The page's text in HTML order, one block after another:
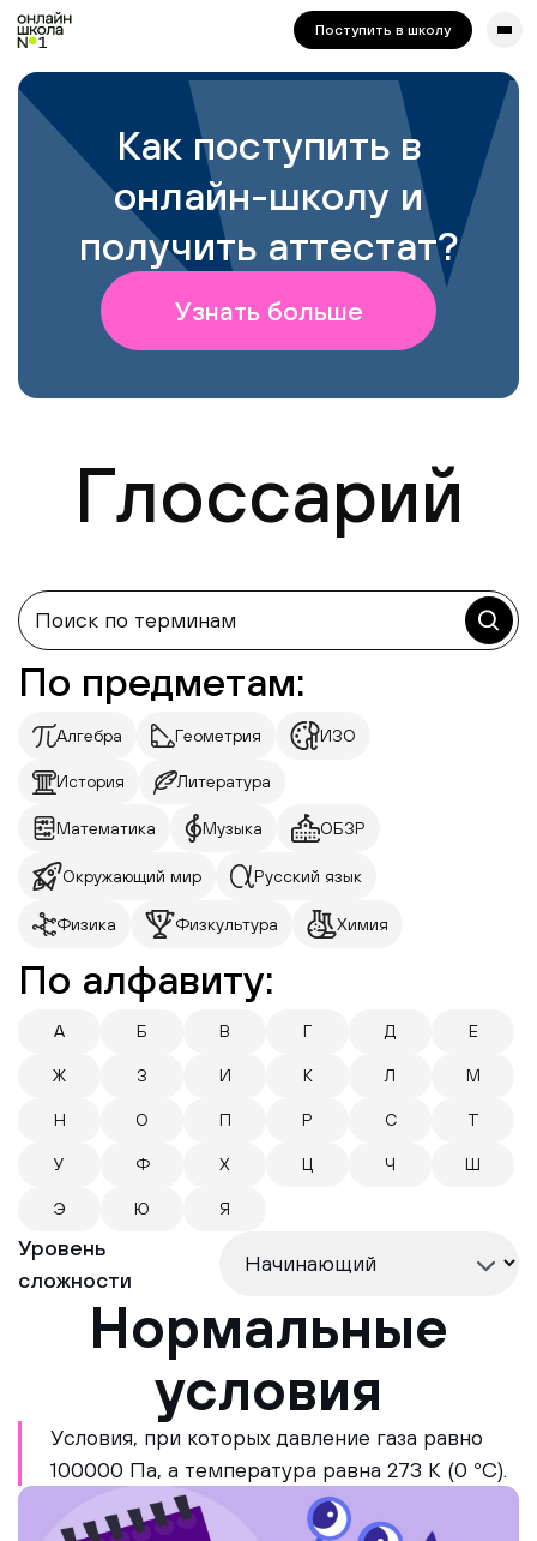
сайта. Для корректной работы попробуйте отключить VPN.
Поступить в школу
Как поступить в
онлайн-школу и
получить аттестат?
Узнать больше
Глоссарий
По предметам:
Алгебра Геометрия ИЗО
История Литература
Математика Музыка ОБЗР
Окружающий мир Русский язык
Физика Физкультура Химия
По алфавиту:
А Б В Г Д Е
Ж З И К Л М
Н О П Р С Т
У Ф Х Ц Ч Ш
Э Ю Я
Уровень
сложности
Нормальные
условия
Условия, при которых давление газа равно
100000 Па, а температура равна 273 К (0 °C).